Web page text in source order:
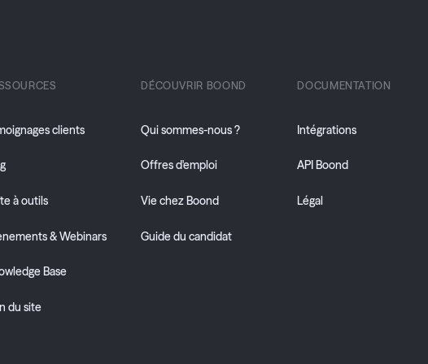
clients
à outils
& Webinars
Base
du site
DÉCOUVRIR BOOND
Qui sommes-nous ?
Offres d'emploi
Vie chez Boond
Guide du candidat
DOCUMENTATION
Intégrations
API Boond
Légal